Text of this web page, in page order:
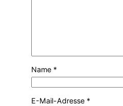
Name *
E-Mail-Adresse *